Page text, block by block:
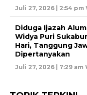
Juli 27, 2026 | 2:54 pm
Diduga Ijazah
Widya Puri
Hari, Tanggung
Dipertanyakan
Juli 27, 2026 | 7:29 am